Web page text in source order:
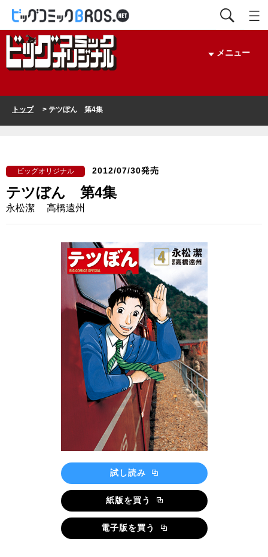
メニュー
トップ> テツぼん 第4集
ビッグオリジナル 2012/07/30発売
テツぼん 第4集
永松潔 高橋遠州
試し読み
紙版を買う
電子版を買う